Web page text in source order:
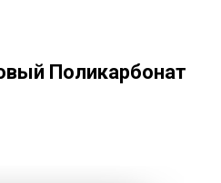
Поликарбонат